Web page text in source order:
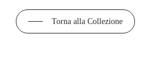
Torna alla Collezione